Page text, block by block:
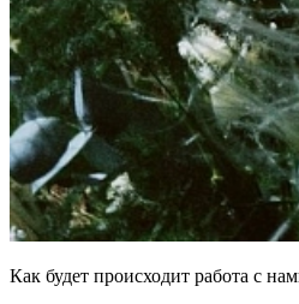
Как будет происходит работа с